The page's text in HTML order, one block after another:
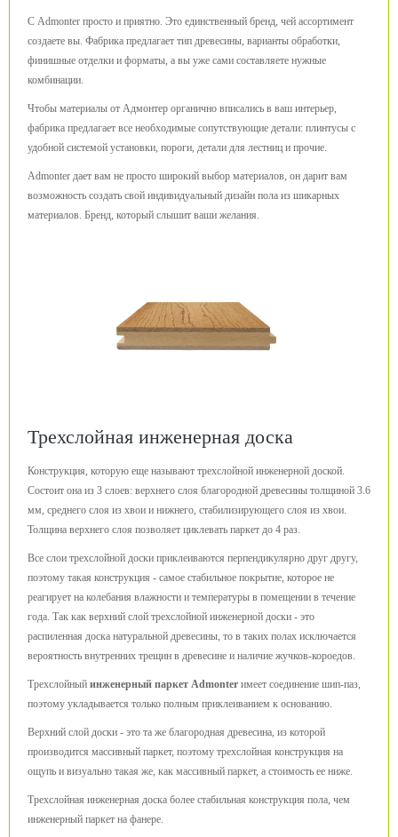
С Admonter просто и приятно. Это единственный бренд, чей ассортимент
создаете вы. Фабрика предлагает тип древесины, варианты обработки,
финишные отделки и форматы, а вы уже сами составляете нужные
комбинации.
Чтобы материалы от Адмонтер органично вписались в ваш интерьер,
фабрика предлагает все необходимые сопутствующие детали: плинтусы с
удобной системой установки, пороги, детали для лестниц и прочие.
Admonter дает вам не просто широкий выбор материалов, он дарит вам
возможность создать свой индивидуальный дизайн пола из шикарных
материалов. Бренд, который слышит ваши желания.
Трехслойная инженерная доска
Конструкция, которую еще называют трехслойной инженерной доской.
Состоит она из 3 слоев: верхнего слоя благородной древесины толщиной 3.6
мм, среднего слоя из хвои и нижнего, стабилизирующего слоя из хвои.
Толщина верхнего слоя позволяет циклевать паркет до 4 раз.
Все слои трехслойной доски приклеиваются перпендикулярно друг другу,
поэтому такая конструкция - самое стабильное покрытие, которое не
реагирует на колебания влажности и температуры в помещении в течение
года. Так как верхний слой трехслойной инженерной доски - это
распиленная доска натуральной древесины, то в таких полах исключается
вероятность внутренних трещин в древесине и наличие жучков-короедов.
Трехслойный инженерный паркет Admonter имеет соединение шип-паз,
поэтому укладывается только полным приклеиванием к основанию.
Верхний слой доски - это та же благородная древесина, из которой
производится массивный паркет, поэтому трехслойная конструкция на
ощупь и визуально такая же, как массивный паркет, а стоимость ее ниже.
Трехслойная инженерная доска более стабильная конструкция пола, чем
инженерный паркет на фанере.